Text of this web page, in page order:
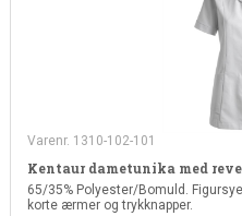
Varenr. 1310-102-101
Kentaur dametunika med
65/35% Polyester/Bomuld.
korte ærmer og trykknapper.